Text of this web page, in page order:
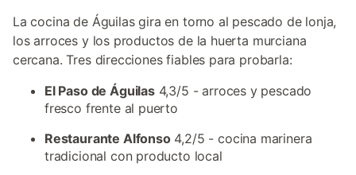
La cocina de Águilas gira en torno al pescado de lonja,
los arroces y los productos de la huerta murciana
cercana. Tres direcciones fiables para probarla:
El Paso de Águilas4,3/5 - arroces y pescado
fresco frente al puerto
Restaurante Alfonso4,2/5 - cocina marinera
tradicional con producto local